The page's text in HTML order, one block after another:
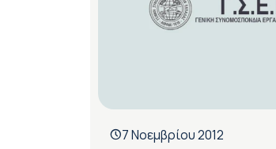
7 Νοεμβρίου 2012